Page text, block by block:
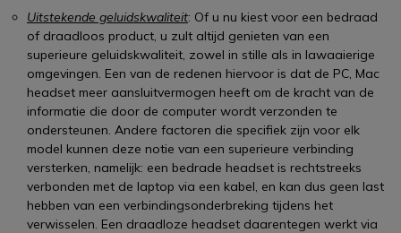
Uitstekende geluidskwaliteit: Of u nu kiest voor een bedraad
of draadloos product, u zult altijd genieten van een
superieure geluidskwaliteit, zowel in stille als in lawaaierige
omgevingen. Een van de redenen hiervoor is dat de PC, Mac
headset meer aansluitvermogen heeft om de kracht van de
informatie die door de computer wordt verzonden te
ondersteunen. Andere factoren die specifiek zijn voor elk
model kunnen deze notie van een superieure verbinding
versterken, namelijk: een bedrade headset is rechtstreeks
verbonden met de laptop via een kabel, en kan dus geen last
hebben van een verbindingsonderbreking tijdens het
verwisselen. Een draadloze headset daarentegen werkt via